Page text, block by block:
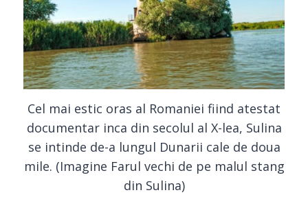
Cel mai estic oras al Romaniei fiind atestat
documentar inca din secolul al X-lea, Sulina
se intinde de-a lungul Dunarii cale de doua
mile. (Imagine Farul vechi de pe malul stang
din Sulina)